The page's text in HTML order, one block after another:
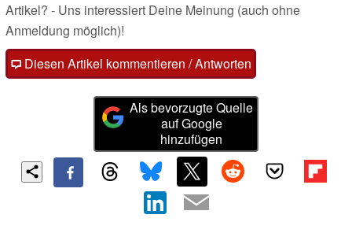
Artikel? - Uns interessiert Deine Meinung (auch ohne
Anmeldung möglich)!
Diesen Artikel kommentieren / Antworten
Als bevorzugte Quelle
auf Google
hinzufügen